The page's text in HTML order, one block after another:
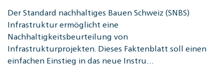
Der Standard nachhaltiges Bauen Schweiz (SNBS)
Infrastruktur ermöglicht eine
Nachhaltigkeitsbeurteilung von
Infrastrukturprojekten. Dieses Faktenblatt soll einen
einfachen Einstieg in das neue Instru…